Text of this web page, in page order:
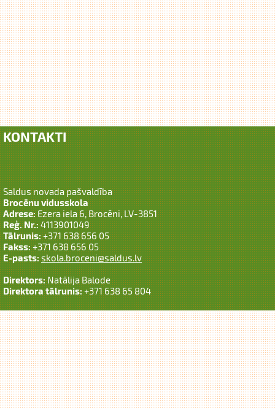
KONTAKTI
Saldus novada pašvaldība
Brocēnu vidusskola
Adrese:Ezera iela 6, Brocēni, LV-3851
Reģ. Nr.:4113901049
Tālrunis:+371 638 656 05
Fakss:+371 638 656 05
E-pasts:skola.broceni@saldus.lv
Direktors:Natālija Balode
Direktora tālrunis:+371 638 65 804